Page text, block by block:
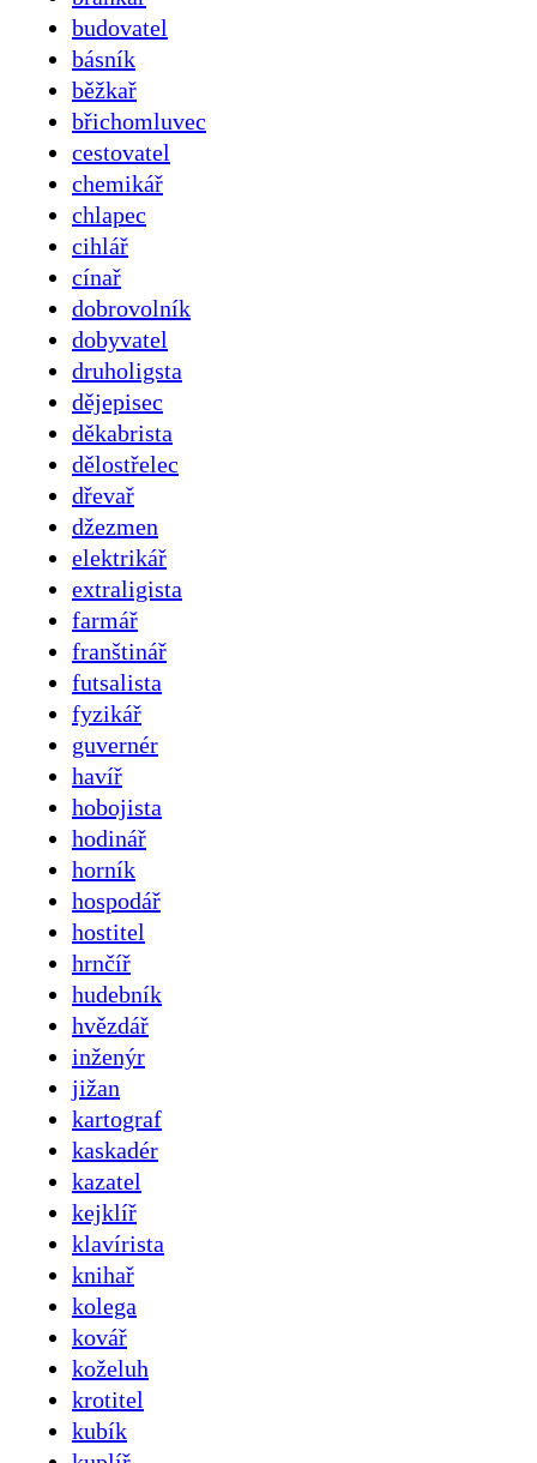
budovatel
básník
běžkař
břichomluvec
cestovatel
chemikář
chlapec
cihlář
cínař
dobrovolník
dobyvatel
druholigsta
dějepisec
děkabrista
dělostřelec
dřevař
džezmen
elektrikář
extraligista
farmář
franštinář
futsalista
fyzikář
guvernér
havíř
hobojista
hodinář
horník
hospodář
hostitel
hrnčíř
hudebník
hvězdář
inženýr
jižan
kartograf
kaskadér
kazatel
kejklíř
klavírista
knihař
kolega
kovář
koželuh
krotitel
kubík